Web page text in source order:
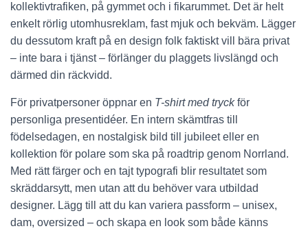
kollektivtrafiken, på gymmet och i fikarummet. Det är helt
enkelt rörlig utomhusreklam, fast mjuk och bekväm. Lägger
du dessutom kraft på en design folk faktiskt vill bära privat
– inte bara i tjänst – förlänger du plaggets livslängd och
därmed din räckvidd.
För privatpersoner öppnar en T-shirt med tryckför
personliga presentidéer. En intern skämtfras till
födelsedagen, en nostalgisk bild till jubileet eller en
kollektion för polare som ska på roadtrip genom Norrland.
Med rätt färger och en tajt typografi blir resultatet som
skräddarsytt, men utan att du behöver vara utbildad
designer. Lägg till att du kan variera passform – unisex,
dam, oversized – och skapa en look som både känns